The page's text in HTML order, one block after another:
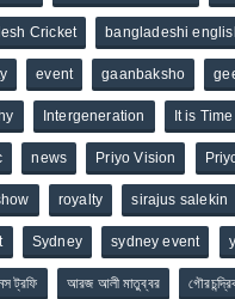
Cricket bangladeshi
event gaanbaksho
Intergeneration It is Time
news Priyo Vision
royalty sirajus salekin
Sydney sydney event
ট্রফি আরজ আলী মাতুব্বর